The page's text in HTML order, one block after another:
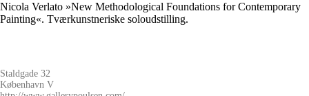
Nicola Verlato »New Methodological Foundations for Contemporary
Painting«. Tværkunstneriske soloudstilling.
Staldgade 32
København V